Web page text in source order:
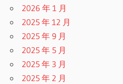
2026 年 1 月
2025 年 12 月
2025 年 9 月
2025 年 5 月
2025 年 3 月
2025 年 2 月